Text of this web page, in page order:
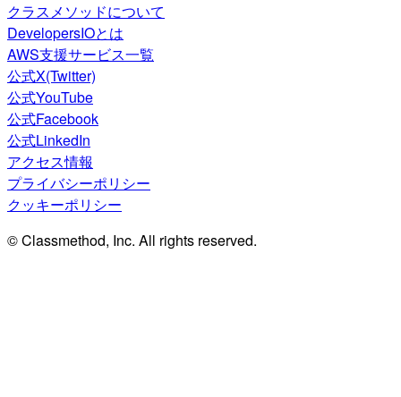
クラスメソッドについて
DevelopersIOとは
AWS支援サービス一覧
公式X(Twitter)
公式YouTube
公式Facebook
公式LinkedIn
アクセス情報
プライバシーポリシー
クッキーポリシー
© Classmethod, Inc. All rights reserved.